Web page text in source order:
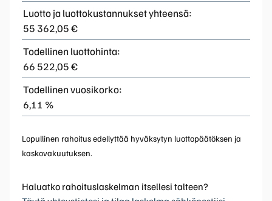
Luotto ja luottokustannukset yhteensä:
55 362,05 €
Todellinen luottohinta:
66 522,05 €
Todellinen vuosikorko:
6,11 %
Lopullinen rahoitus edellyttää hyväksytyn luottopäätöksen ja
kaskovakuutuksen.
Haluatko rahoituslaskelman itsellesi talteen?